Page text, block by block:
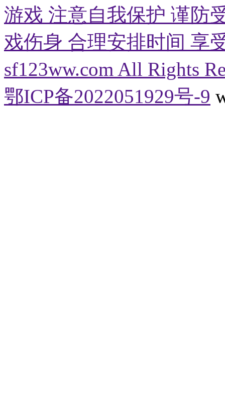
游戏 注意自我保护 谨防
戏伤身 合理安排时间 享
sf123ww.com All Rights
鄂ICP备2022051929号-9